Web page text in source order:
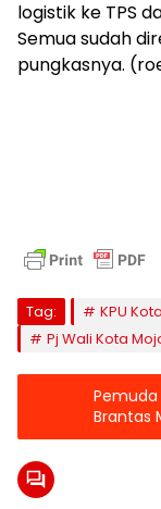
logistik ke TPS
Semua sudah
pungkasnya.
Tag: KPU
Pj Wali Kota
Brantas